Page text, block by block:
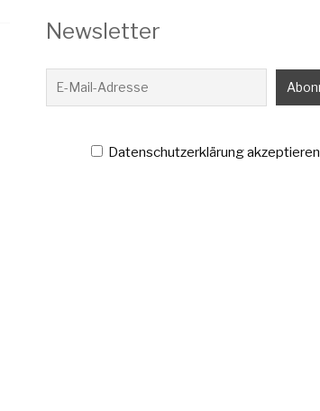
Newsletter
Datenschutzerklärung akzeptieren